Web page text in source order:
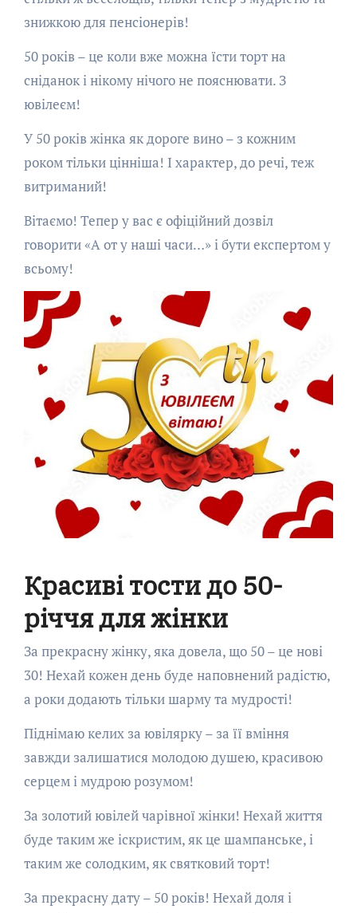
знижкою для пенсіонерів!
50 років – це коли вже можна їсти торт на
сніданок і нікому нічого не пояснювати. З
ювілеєм!
У 50 років жінка як дороге вино – з кожним
роком тільки цінніша! І характер, до речі, теж
витриманий!
Вітаємо! Тепер у вас є офіційний дозвіл
говорити «А от у наші часи…» і бути експертом у
всьому!
Красиві тости до 50-
річчя для жінки
За прекрасну жінку, яка довела, що 50 – це новi
30! Нехай кожен день буде наповнений радістю,
а роки додають тільки шарму та мудрості!
Піднімаю келих за ювілярку – за її вміння
завжди залишатися молодою душею, красивою
серцем і мудрою розумом!
За золотий ювілей чарівної жінки! Нехай життя
буде таким же іскристим, як це шампанське, і
таким же солодким, як святковий торт!
За прекрасну дату – 50 років! Нехай доля і